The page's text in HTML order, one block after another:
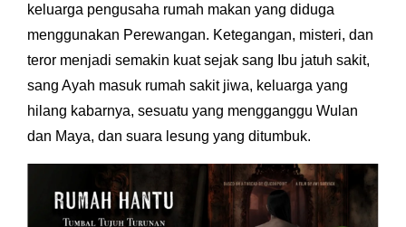
keluarga pengusaha rumah makan yang diduga
menggunakan Perewangan. Ketegangan, misteri, dan
teror menjadi semakin kuat sejak sang Ibu jatuh sakit,
sang Ayah masuk rumah sakit jiwa, keluarga yang
hilang kabarnya, sesuatu yang mengganggu Wulan
dan Maya, dan suara lesung yang ditumbuk.